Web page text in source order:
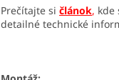
Prečítajte si článok, kde
detailné technické